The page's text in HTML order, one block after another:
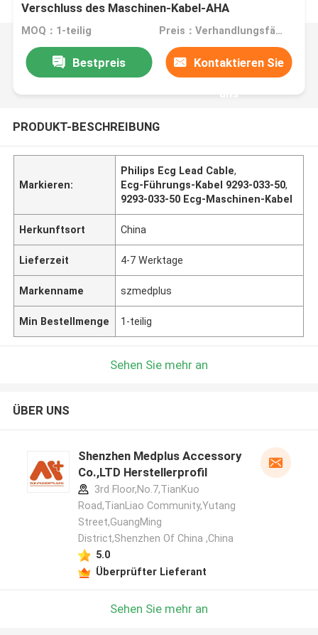
Verschluss des Maschinen-Kabel-AHA
MOQ：1-teilig Preis：Verhandlungsfähig
Bestpreis Kontaktieren Sie
uns
PRODUKT-BESCHREIBUNG
Markieren:
Philips Ecg Lead Cable,
Ecg-Führungs-Kabel 9293-033-50,
9293-033-50 Ecg-Maschinen-Kabel
Herkunftsort China
Lieferzeit 4-7 Werktage
Markenname szmedplus
Min Bestellmenge 1-teilig
Sehen Sie mehr an
ÜBER UNS
Shenzhen Medplus Accessory
Co.,LTD Herstellerprofil
3rd Floor,No.7,TianKuo
Road,TianLiao Community,Yutang
Street,GuangMing
District,Shenzhen Of China ,China
5.0
Überprüfter Lieferant
Sehen Sie mehr an